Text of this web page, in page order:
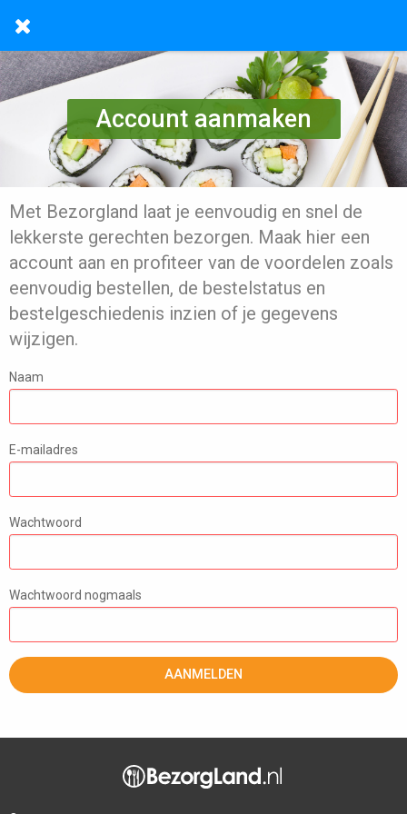
Account aanmaken
Met Bezorgland laat je eenvoudig en snel de
lekkerste gerechten bezorgen. Maak hier een
account aan en profiteer van de voordelen zoals
eenvoudig bestellen, de bestelstatus en
bestelgeschiedenis inzien of je gegevens
wijzigen.
Naam
E-mailadres
Wachtwoord
Wachtwoord nogmaals
AANMELDEN